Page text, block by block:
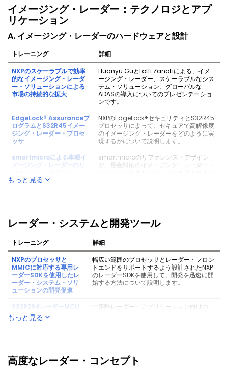
イメージング・レーダー：テクノロジとアプ
リケーション
A. イメージング・レーダーのハードウェアと設計
トレーニング
詳細
NXPのスケーラブルで効率
的なイメージング・レーダ
ー・ソリューションによる
市場の持続的な拡大
Huanyu GuとLotfi Zanatiによる、イメ
ージング・レーダー、スケーラブルなシス
テム・ソリューション、グローバルな
ADASの導入についてのプレゼンテーショ
ンです。
EdgeLock® Assuranceプ
ログラムとS32R45イメー
ジング・レーダー・プロセ
ッサ
NXPのEdgeLock®セキュリティとS32R45
プロセッサによって、セキュアで高解像度
のイメージング・レーダーをどのように実
現するかについて説明します。
smartmicroによる車載イ
メージング・レーダーのリ
smartmicroのリファレンス・デザイン
が、量産対応のイメージング・レーダー・
加速するイメージング・レ
進化するイメージング・レーダー市場につ
ADASレベル4までの次世代イメージン
グ・レーダーの実現をどのように支えてい
るかを明らかにします。
B. イメージング・レーダーのソフトウェアと性能
Green Hills INTEGRITY
ムの簡素化
もっと見る
レーダー・システムと開発ツール
トレーニング
詳細
NXPのプロセッサと
MMICに対応する専用レ
ーダーSDKを使用したレ
ーダー・システム・ソリ
ューションの開発促進
幅広い範囲のプロセッサとレーダー・フロン
トエンドをサポートするよう設計されたNXP
のレーダーSDKを使用して、開発を迅速に開
始する方法について説明します。
S32R294レーダーMCU
およびTEF82XXレーダー
MMIC向けの開発キット
中距離レーダー・アプリケーション向けの
もっと見る
高度なレーダー・コンセプト